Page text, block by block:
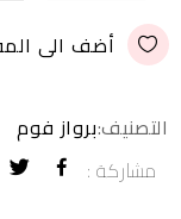
م
ن
5
أضف الى
التصنيف:برواز فوم
مشاركة :